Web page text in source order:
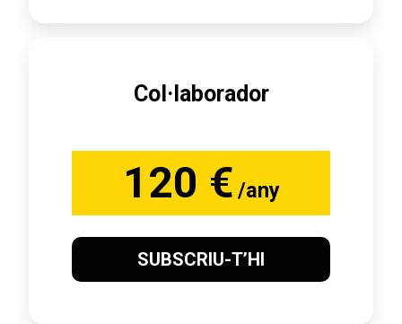
Col·laborador
120 € /any
SUBSCRIU-T’HI